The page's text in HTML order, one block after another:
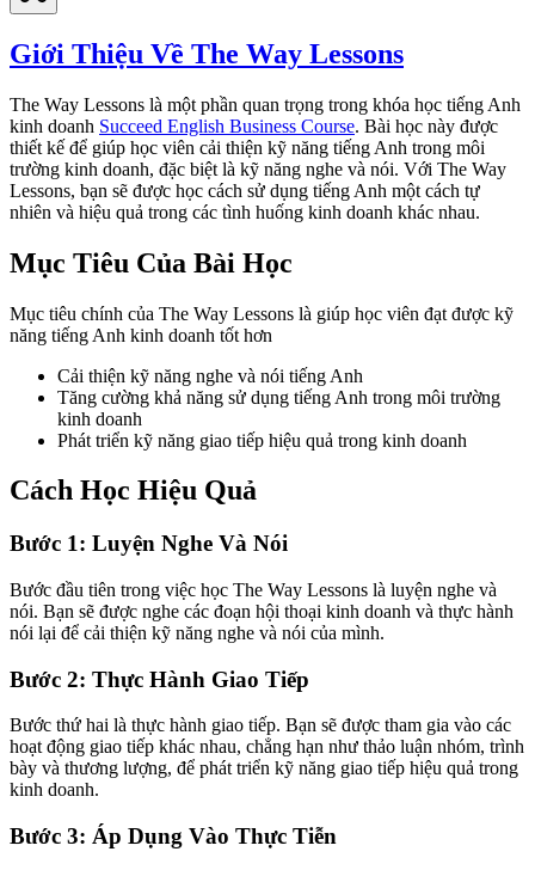
Giới Thiệu Về The Way Lessons
The Way Lessons là một phần quan trọng trong khóa học tiếng Anh
kinh doanh Succeed English Business Course. Bài học này được
thiết kế để giúp học viên cải thiện kỹ năng tiếng Anh trong môi
trường kinh doanh, đặc biệt là kỹ năng nghe và nói. Với The Way
Lessons, bạn sẽ được học cách sử dụng tiếng Anh một cách tự
nhiên và hiệu quả trong các tình huống kinh doanh khác nhau.
Mục Tiêu Của Bài Học
Mục tiêu chính của The Way Lessons là giúp học viên đạt được kỹ
năng tiếng Anh kinh doanh tốt hơn
Cải thiện kỹ năng nghe và nói tiếng Anh
Tăng cường khả năng sử dụng tiếng Anh trong môi trường
kinh doanh
Phát triển kỹ năng giao tiếp hiệu quả trong kinh doanh
Cách Học Hiệu Quả
Bước 1: Luyện Nghe Và Nói
Bước đầu tiên trong việc học The Way Lessons là luyện nghe và
nói. Bạn sẽ được nghe các đoạn hội thoại kinh doanh và thực hành
nói lại để cải thiện kỹ năng nghe và nói của mình.
Bước 2: Thực Hành Giao Tiếp
Bước thứ hai là thực hành giao tiếp. Bạn sẽ được tham gia vào các
hoạt động giao tiếp khác nhau, chẳng hạn như thảo luận nhóm, trình
bày và thương lượng, để phát triển kỹ năng giao tiếp hiệu quả trong
kinh doanh.
Bước 3: Áp Dụng Vào Thực Tiễn